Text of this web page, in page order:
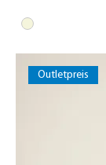
Outletpreis